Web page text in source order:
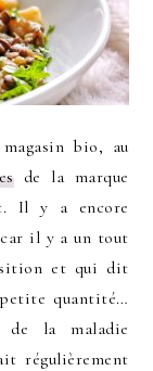
bio, au
de la marque
Il y a encore
car il y a un tout
et qui dit
quantité…
la maladie
régulièrement